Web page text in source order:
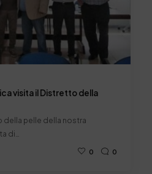
visita il Distretto della
della pelle della nostra
di…
0 0